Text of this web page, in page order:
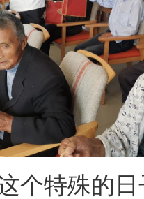
个特殊的